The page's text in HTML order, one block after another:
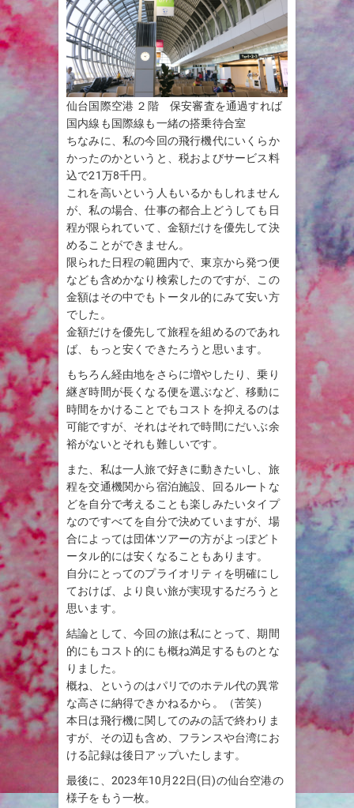
仙台国際空港 ２階 保安審査を通過すれば
国内線も国際線も一緒の搭乗待合室
ちなみに、私の今回の飛行機代にいくらか
かったのかというと、税およびサービス料
込で21万8千円。
これを高いという人もいるかもしれません
が、私の場合、仕事の都合上どうしても日
程が限られていて、金額だけを優先して決
めることができません。
限られた日程の範囲内で、東京から発つ便
なども含めかなり検索したのですが、この
金額はその中でもトータル的にみて安い方
でした。
金額だけを優先して旅程を組めるのであれ
ば、もっと安くできたろうと思います。
もちろん経由地をさらに増やしたり、乗り
継ぎ時間が長くなる便を選ぶなど、移動に
時間をかけることでもコストを抑えるのは
可能ですが、それはそれで時間にだいぶ余
裕がないとそれも難しいです。
また、私は一人旅で好きに動きたいし、旅
程を交通機関から宿泊施設、回るルートな
どを自分で考えることも楽しみたいタイプ
なのですべてを自分で決めていますが、場
合によっては団体ツアーの方がよっぽどト
ータル的には安くなることもあります。
自分にとってのプライオリティを明確にし
ておけば、より良い旅が実現するだろうと
思います。
結論として、今回の旅は私にとって、期間
的にもコスト的にも概ね満足するものとな
りました。
概ね、というのはパリでのホテル代の異常
な高さに納得できかねるから。（苦笑）
本日は飛行機に関してのみの話で終わりま
すが、その辺も含め、フランスや台湾にお
ける記録は後日アップいたします。
最後に、2023年10月22日(日)の仙台空港の
様子をもう一枚。